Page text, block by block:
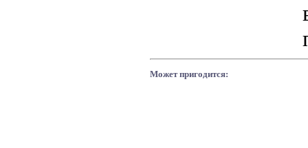
Может пригодится: